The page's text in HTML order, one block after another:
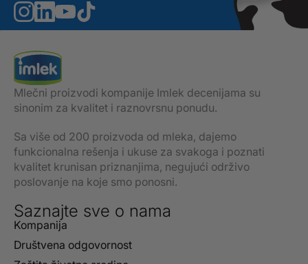
Mlečni proizvodi kompanije Imlek decenijama su
sinonim za kvalitet i raznovrsnu ponudu.
Sa više od 200 proizvoda od mleka, dajemo
funkcionalna rešenja i ukuse za svakoga i poznati
kvalitet krunisan priznanjima, negujući održivo
poslovanje na koje smo ponosni.
Saznajte sve o nama
Kompanija
Društvena odgovornost